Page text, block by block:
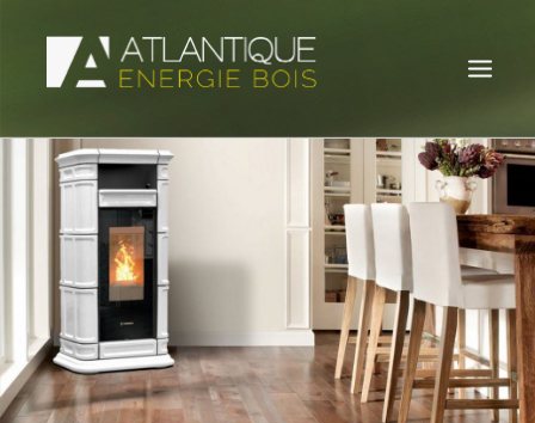
POÊLES À BOIS
POÊLES À GRANULÉS
INSERTS À BOIS
INSERTS À GRANULÉS
ACTUALITÉS